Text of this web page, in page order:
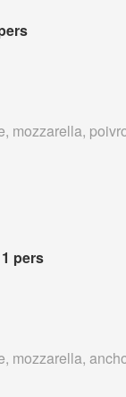
mozzarella,
pers
mozzarella,